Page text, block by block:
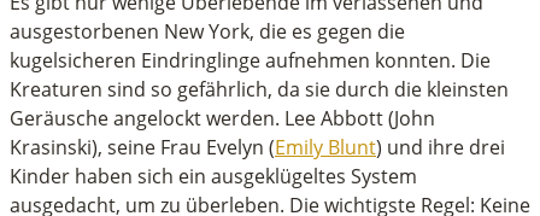
ausgestorbenen New York, die es gegen die
kugelsicheren Eindringlinge aufnehmen konnten. Die
Kreaturen sind so gefährlich, da sie durch die kleinsten
Geräusche angelockt werden. Lee Abbott (John
Krasinski), seine Frau Evelyn (Emily Blunt) und ihre drei
Kinder haben sich ein ausgeklügeltes System
ausgedacht, um zu überleben. Die wichtigste Regel: Keine